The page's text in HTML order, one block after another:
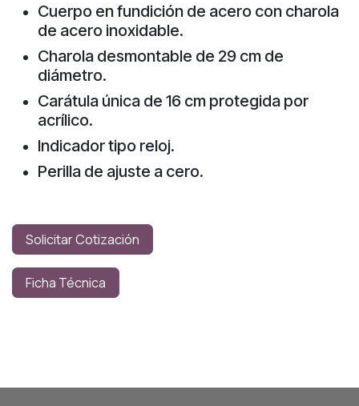
Cuerpo en fundición de acero con charola
de acero inoxidable.
Charola desmontable de 29 cm de
diámetro.
Carátula única de 16 cm protegida por
acrílico.
Indicador tipo reloj.
Perilla de ajuste a cero.
Solicitar Cotización
Ficha Técnica